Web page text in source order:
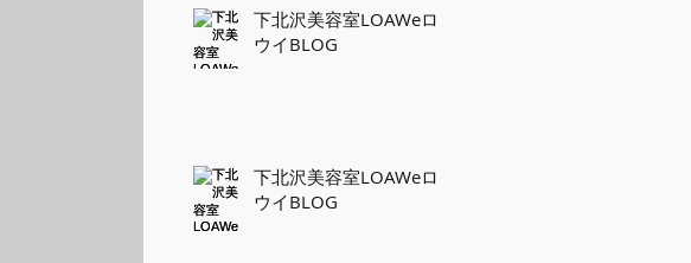
下北沢美容室LOAWeロ
ウイBLOG
下北沢美容室LOAWeロ
ウイBLOG